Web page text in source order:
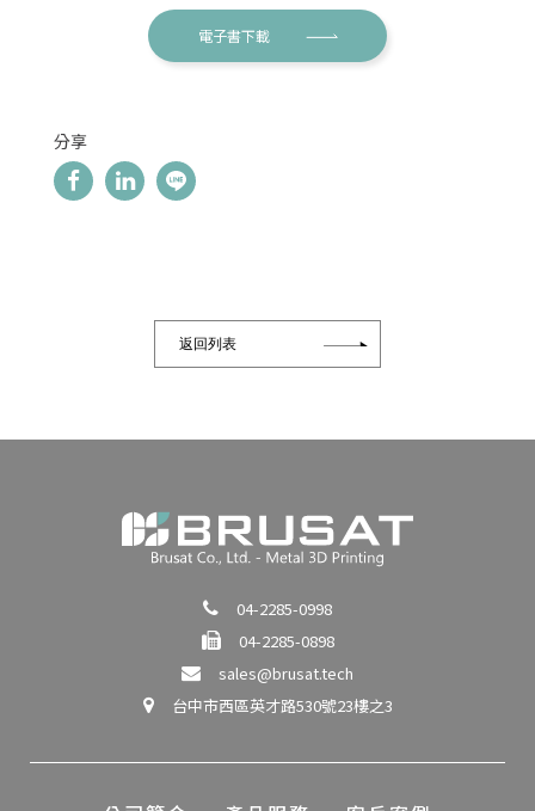
電子書下載
分享
返回列表
04-2285-0998
04-2285-0898
sales@brusat.tech
台中市西區英才路530號23樓之3